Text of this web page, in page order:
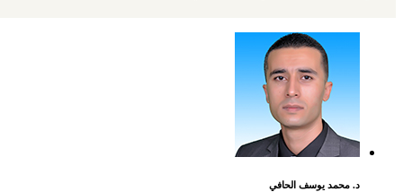
د. محمد يوسف الحافي